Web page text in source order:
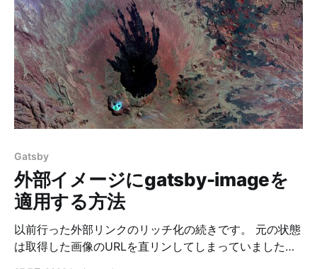
@emotion/core emotion-theming gatsby-plugin-
emotion # or npm install @emotion/core emotion-
theming gatsby-plugin-emotion ②gatsby-plugin-
emotionを読み込む module.exports = { <!-- 中略 -->
plugins: [ 'gatsby-plugin-emotion', ], } ③emotion-
themingを使えるようにする // 中略 import { MuiT
Gatsby
外部イメージにgatsby-imageを
適用する方法
以前行った外部リンクのリッチ化の続きです。 元の状態
は取得した画像のURLを直リンしてしまっていました。